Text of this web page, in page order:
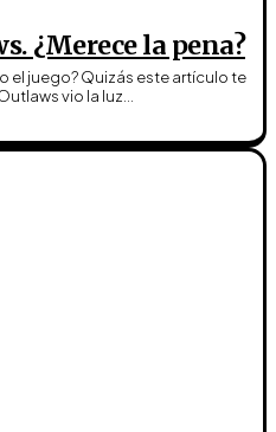
¿Merece la pena?
el juego? Quizás este artículo te
vio la luz...